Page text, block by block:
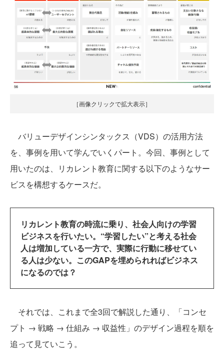
［画像クリックで拡大表示］
バリューデザインシンタックス（VDS）の活用方法
を、事例を用いて学んでいくパート。今回、事例として
用いたのは、リカレント教育に関する以下のようなサー
ビスを構想するケースだ。
リカレント教育の時流に乗り、社会人向けの学習
ビジネスを行いたい。“学習したい”と考える社会
人は増加している一方で、実際に行動に移せてい
る人は少ない。このGAPを埋められればビジネス
になるのでは？
それでは、これまで全3回で解説した通り、「コンセ
プト → 戦略 → 仕組み → 収益性」のデザイン過程を順を
追って見ていこう。